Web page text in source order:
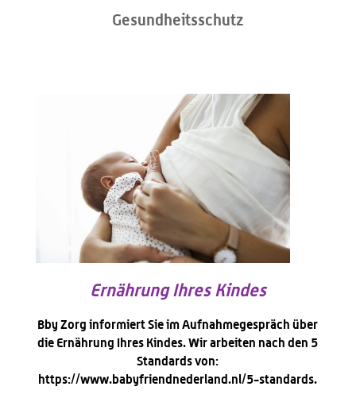
Gesundheitsschutz
Ernährung Ihres Kindes
Bby Zorg informiert Sie im Aufnahmegespräch über
die Ernährung Ihres Kindes. Wir arbeiten nach den 5
Standards von:
https://www.babyfriendnederland.nl/5-standards.